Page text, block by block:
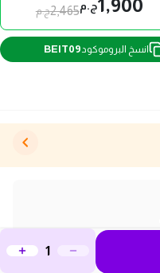
1,900ج.م2,465ج.م
انسخ البروموكود BEIT09